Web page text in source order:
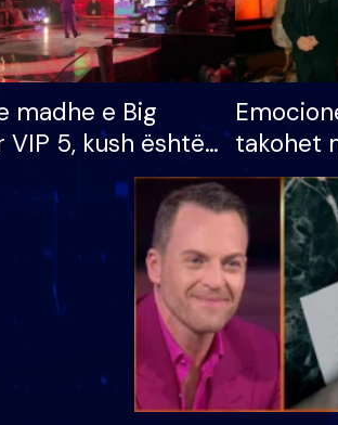
madhe e Big
VIP 5, kush është
i parë që lë shtëpinë
mundësinë për
çmimin e madh
takohet
vajzën
S’kemi
apo jo?